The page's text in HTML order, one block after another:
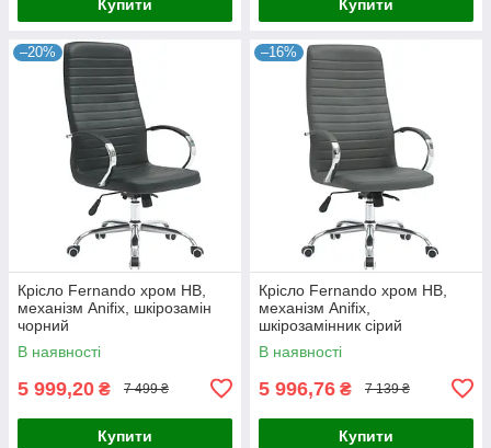
Купити Купити
–20%
Крісло Fernando хром НВ,
механізм Anifix, шкірозамін
чорний
В наявності
5 999,20 ₴ 7 499 ₴
Купити
–16%
Крісло Fernando хром НВ,
механізм Anifix,
шкірозамінник сірий
В наявності
5 996,76 ₴ 7 139 ₴
Купити